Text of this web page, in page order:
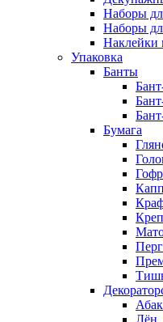
Наборы
Наборы
Наклейки
Упаковка
Банты
Бумага
Лён